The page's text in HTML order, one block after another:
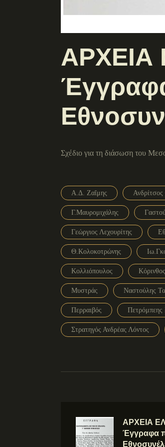
ΑΡΧΕΙΑ
Σχέδιο για τη διάσωση του
Α.Δ. Ζαΐμης
Γ.Μαυρομιχάλης
Γεώργιος Λεχουρίτης
Θ.Κολοκοτρώνης
Κολλιόπουλος Κόρινθος
Μυστράς Ναστούλης
Περραιβός Πετρόμπεης
Στρατηγός Ανδρέας Λόντος
ΑΡΧΕΙΑ
Έγγραφα